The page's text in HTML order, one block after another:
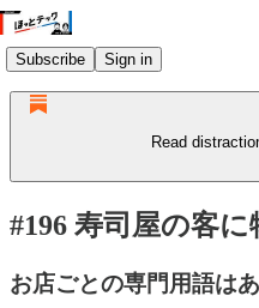
Subscribe Sign in
Read
#196 寿司屋の客
お店ごとの専門用語は